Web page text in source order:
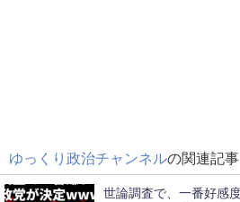
ゆっくり政治チャンネルの関連記事
世論調査で、一番好感